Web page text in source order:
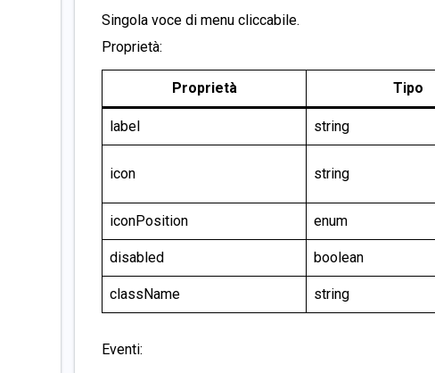
Singola voce di menu cliccabile.
Proprietà:
Proprietà Tipo
label string
icon string
iconPosition enum
disabled boolean
className string
Eventi: